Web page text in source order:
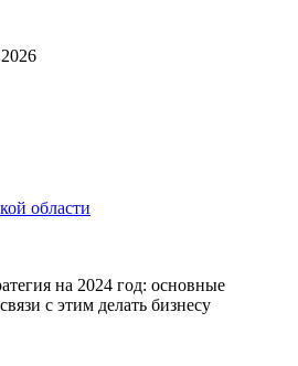
области
на 2024 год: основные
с этим делать бизнесу